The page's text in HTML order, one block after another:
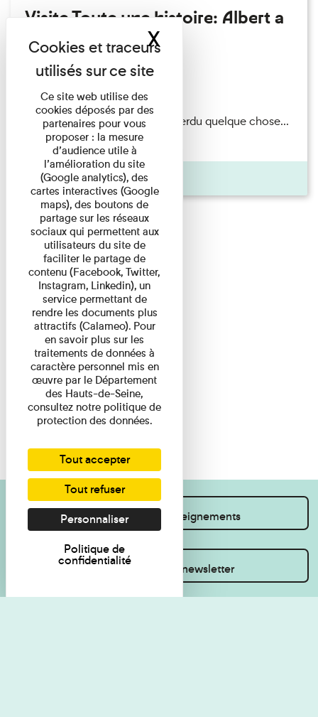
Visite Toute une histoire: Albert a
perdu son chapeau!
Exposition permanente
Du 15/08/2026 au 15/08/2026
Il semblerait qu’Albert Kahn a perdu quelque chose...
Accompagnés d’une ...
Agenda
Je souhaite des renseignements
Inscrivez-vous à la newsletter
Ce site web utilise des
cookies déposés par des
partenaires pour vous
proposer : la mesure
d’audience utile à
l’amélioration du site
(Google analytics), des
cartes interactives (Google
maps), des boutons de
partage sur les réseaux
sociaux qui permettent aux
utilisateurs du site de
faciliter le partage de
contenu (Facebook, Twitter,
Instagram, Linkedin), un
service permettant de
rendre les documents plus
attractifs (Calameo). Pour
en savoir plus sur les
traitements de données à
caractère personnel mis en
œuvre par le Département
des Hauts-de-Seine,
consultez notre politique de
protection des données.
Tout accepter
Tout refuser
Personnaliser
Politique de
confidentialité
XMasquer le